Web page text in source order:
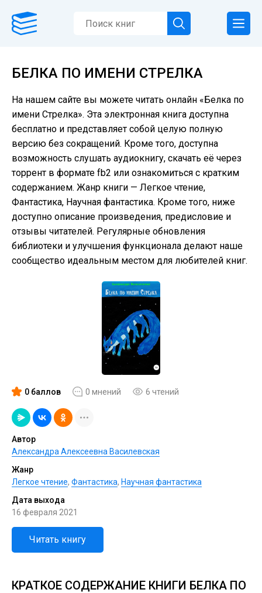
БЕЛКА ПО ИМЕНИ СТРЕЛКА
На нашем сайте вы можете читать онлайн «Белка по
имени Стрелка». Эта электронная книга доступна
бесплатно и представляет собой целую полную
версию без сокращений. Кроме того, доступна
возможность слушать аудиокнигу, скачать её через
торрент в формате fb2 или ознакомиться с кратким
содержанием. Жанр книги — Легкое чтение,
Фантастика, Научная фантастика. Кроме того, ниже
доступно описание произведения, предисловие и
отзывы читателей. Регулярные обновления
библиотеки и улучшения функционала делают наше
сообщество идеальным местом для любителей книг.
0 баллов 0 мнений 6 чтений
Автор
Александра Алексеевна Василевская
Жанр
Легкое чтение, Фантастика, Научная фантастика
Дата выхода
16 февраля 2021
Читать книгу
КРАТКОЕ СОДЕРЖАНИЕ КНИГИ БЕЛКА ПО